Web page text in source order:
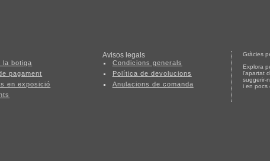
la botiga
pagament
en exposició
Avisos legals
Condicions generals
Política de devolucions
Anulacions de comanda
Gràcies
Explora
l'apartat
suggerir-
i en pocs